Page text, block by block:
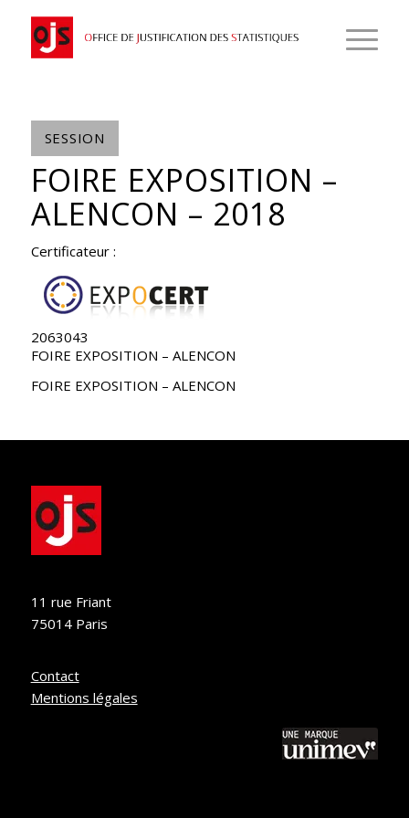
SESSION
FOIRE EXPOSITION –
ALENCON – 2018
Certificateur :
2063043
FOIRE EXPOSITION – ALENCON
FOIRE EXPOSITION – ALENCON
11 rue Friant
75014 Paris
Contact
Mentions légales